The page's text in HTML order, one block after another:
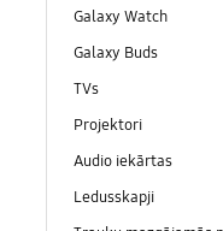
Galaxy Watch
Galaxy Buds
TVs
Projektori
Audio iekārtas
Ledusskapji